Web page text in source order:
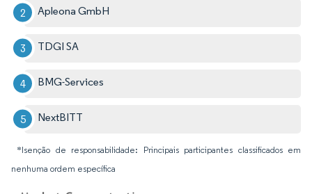
Apleona GmbH
TDGI SA
BMG-Services
NextBITT
*Isenção de responsabilidade: Principais participantes classificados em
nenhuma ordem específica